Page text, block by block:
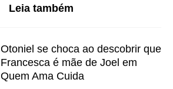
Leia também
Otoniel se choca ao descobrir que
Francesca é mãe de Joel em
Quem Ama Cuida